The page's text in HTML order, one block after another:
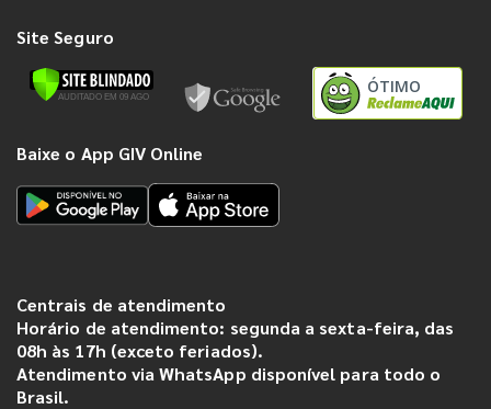
Site Seguro
ÓTIMO
Baixe o App GIV Online
Centrais de atendimento
Horário de atendimento: segunda a sexta-feira, das
08h às 17h (exceto feriados).
Atendimento via WhatsApp disponível para todo o
Brasil.